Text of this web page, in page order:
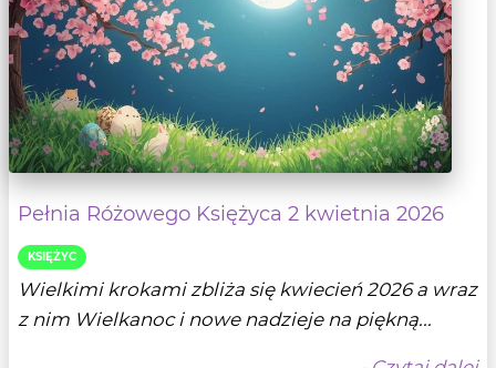
Pełnia Różowego Księżyca 2 kwietnia 2026
KSIĘŻYC
Wielkimi krokami zbliża się kwiecień 2026 a wraz
z nim Wielkanoc i nowe nadzieje na piękną...